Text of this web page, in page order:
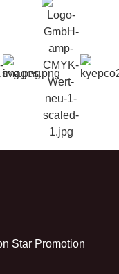
Star Promotion